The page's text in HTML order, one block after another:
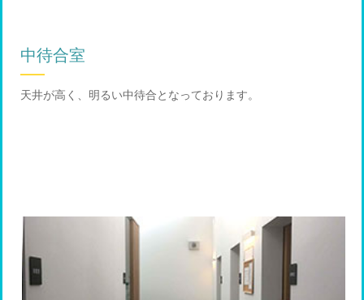
中待合室
天井が高く、明るい中待合となっております。